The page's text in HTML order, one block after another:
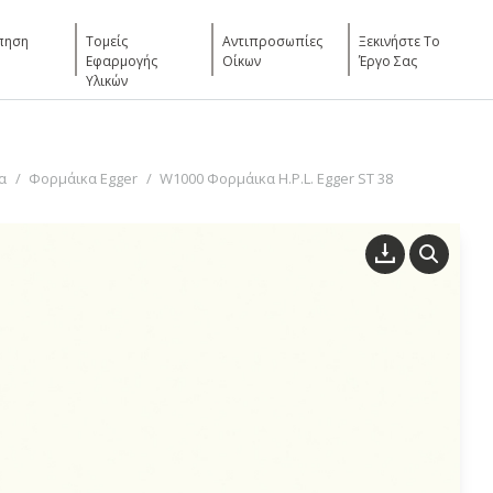
Τομείς
Εφαρμογής
Υλικών
Αντιπροσωπίες
Οίκων
Ξεκινήστε Το
Έργο Σας
Φορμάικα Egger W1000 Φορμάικα H.P.L. Egger ST 38